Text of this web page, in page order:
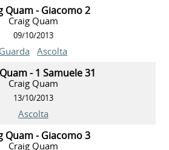
Quam - Giacomo 2
Craig Quam
09/10/2013
Guarda Ascolta
- 1 Samuele 31
Craig Quam
13/10/2013
Ascolta
Quam - Giacomo 3
Craig Quam